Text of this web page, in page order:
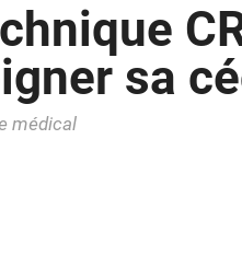
sa
médical